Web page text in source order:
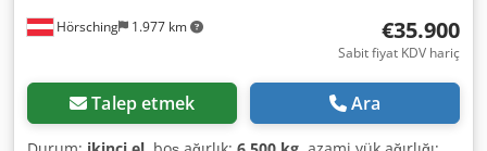
Hörsching 1.977 km €35.900
Sabit fiyat KDV hariç
Talep etmek Ara